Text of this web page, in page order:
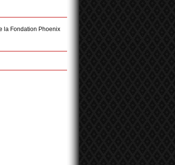
la Fondation Phoenix